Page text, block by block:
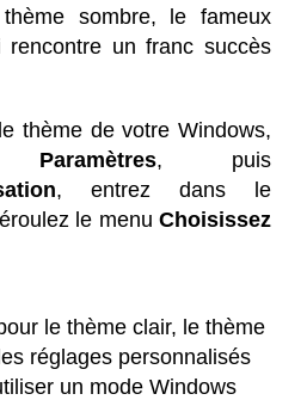
sombre, le fameux
un franc succès
thème de votre Windows,
Paramètres, puis
, entrez dans le
le menu Choisissez
le thème clair, le thème
réglages personnalisés
un mode Windows